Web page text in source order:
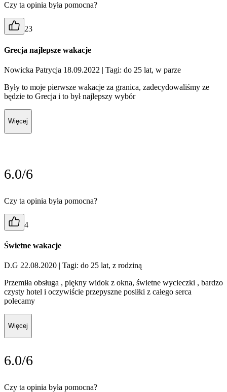
Czy ta opinia była pomocna?
23
Grecja najlepsze wakacje
Nowicka Patrycja 18.09.2022 | Tagi: do 25 lat, w parze
Były to moje pierwsze wakacje za granica, zadecydowaliśmy ze
będzie to Grecja i to był najlepszy wybór
Więcej
6.0/6
Czy ta opinia była pomocna?
4
Świetne wakacje
D.G 22.08.2020 | Tagi: do 25 lat, z rodziną
Przemiła obsługa , piękny widok z okna, świetne wycieczki , bardzo
czysty hotel i oczywiście przepyszne posiłki z całego serca
polecamy
Więcej
6.0/6
Czy ta opinia była pomocna?